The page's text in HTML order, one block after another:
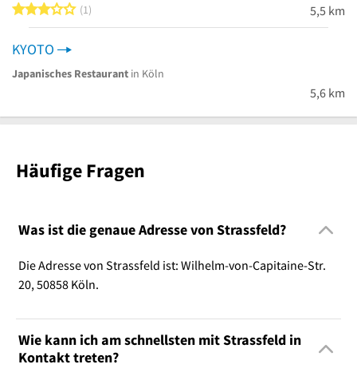
3 von 5 Sternen
1 5,5 km
KYOTO
Japanisches Restaurant in Köln
5,6 km
Häufige Fragen
Was ist die genaue Adresse von Strassfeld?
Die Adresse von Strassfeld ist: Wilhelm-von-Capitaine-Str.
20, 50858 Köln.
Wie kann ich am schnellsten mit Strassfeld in
Kontakt treten?